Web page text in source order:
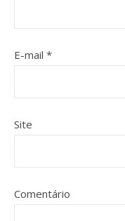
E-mail *
Site
Comentário